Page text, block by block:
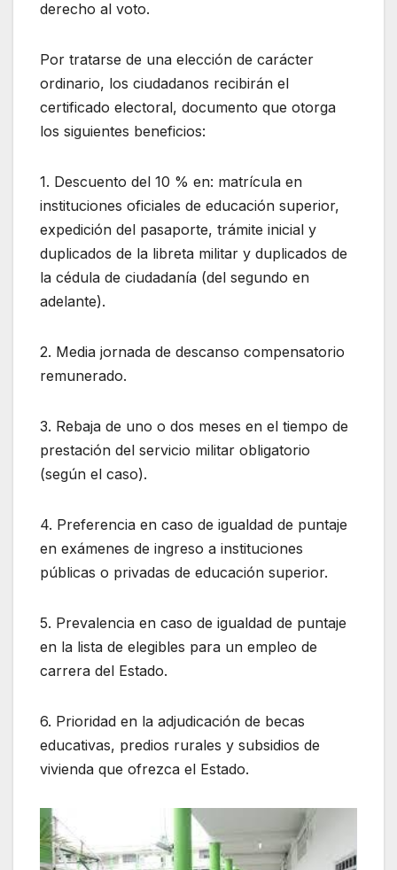
derecho al voto.
Por tratarse de una elección de carácter
ordinario, los ciudadanos recibirán el
certificado electoral, documento que otorga
los siguientes beneficios:
1. Descuento del 10 % en: matrícula en
instituciones oficiales de educación superior,
expedición del pasaporte, trámite inicial y
duplicados de la libreta militar y duplicados de
la cédula de ciudadanía (del segundo en
adelante).
2. Media jornada de descanso compensatorio
remunerado.
3. Rebaja de uno o dos meses en el tiempo de
prestación del servicio militar obligatorio
(según el caso).
4. Preferencia en caso de igualdad de puntaje
en exámenes de ingreso a instituciones
públicas o privadas de educación superior.
5. Prevalencia en caso de igualdad de puntaje
en la lista de elegibles para un empleo de
carrera del Estado.
6. Prioridad en la adjudicación de becas
educativas, predios rurales y subsidios de
vivienda que ofrezca el Estado.